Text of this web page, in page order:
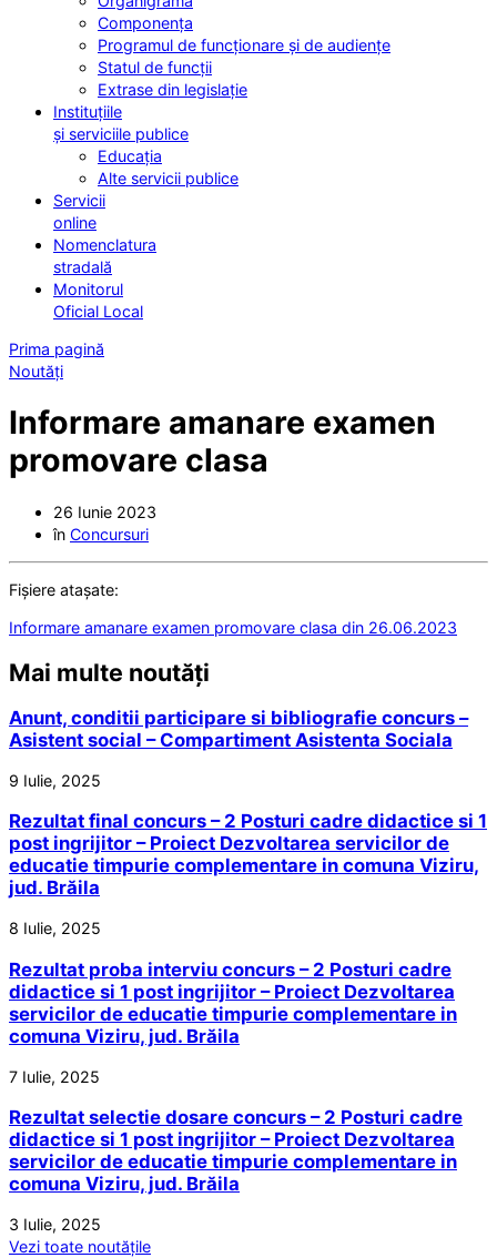
Componența
Programul de funcționare și de audiențe
Statul de funcții
Extrase din legislație
Instituțiile
și serviciile publice
Educația
Alte servicii publice
Servicii
online
Nomenclatura
stradală
Monitorul
Oficial Local
Prima pagină
Noutăți
Informare amanare examen
promovare clasa
26 Iunie 2023
în Concursuri
Fișiere atașate:
Informare amanare examen promovare clasa din 26.06.2023
Mai multe noutăți
Anunt, conditii participare si bibliografie concurs –
Asistent social – Compartiment Asistenta Sociala
9 Iulie, 2025
Rezultat final concurs – 2 Posturi cadre didactice si 1
post ingrijitor – Proiect Dezvoltarea servicilor de
educatie timpurie complementare in comuna Viziru,
jud. Brăila
8 Iulie, 2025
Rezultat proba interviu concurs – 2 Posturi cadre
didactice si 1 post ingrijitor – Proiect Dezvoltarea
servicilor de educatie timpurie complementare in
comuna Viziru, jud. Brăila
7 Iulie, 2025
Rezultat selectie dosare concurs – 2 Posturi cadre
didactice si 1 post ingrijitor – Proiect Dezvoltarea
servicilor de educatie timpurie complementare in
comuna Viziru, jud. Brăila
3 Iulie, 2025
Vezi toate noutățile